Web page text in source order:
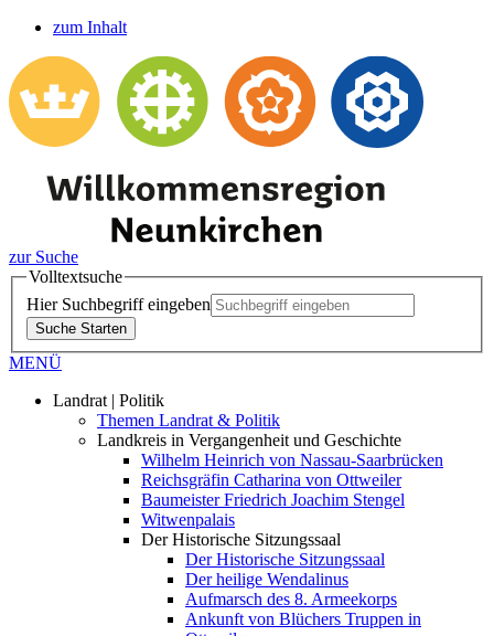
zum Inhalt
zur Suche
Volltextsuche
Hier Suchbegriff eingeben
Suche Starten
MENÜ
Landrat | Politik
Themen Landrat & Politik
Landkreis in Vergangenheit und Geschichte
Wilhelm Heinrich von Nassau-Saarbrücken
Reichsgräfin Catharina von Ottweiler
Baumeister Friedrich Joachim Stengel
Witwenpalais
Der Historische Sitzungssaal
Der Historische Sitzungssaal
Der heilige Wendalinus
Aufmarsch des 8. Armeekorps
Ankunft von Blüchers Truppen in